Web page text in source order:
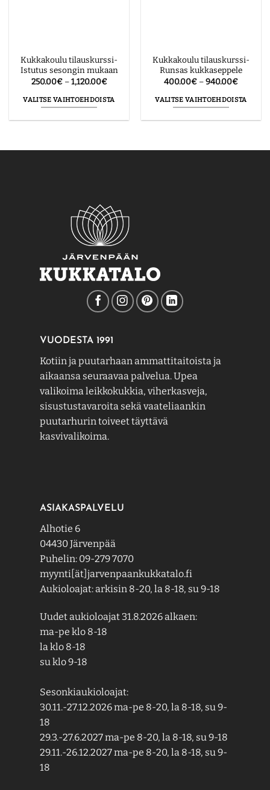
Kukkakoulu tilauskurssi-
Istutus sesongin mukaan
250.00€ – 1,120.00€Hintaluokka:
-
1,120.00€
VALITSE VAIHTOEHDOISTA
useampi
valinnat
tuotteen
sivulla.
Kukkakoulu tilauskurssi-
Runsas kukkaseppele
400.00€ –940.00€
-
940.00€
VALITSE VAIHTOEHDOISTA
useampi
VUODESTA 1991
Kotiin ja puutarhaan ammattitaitoista ja
aikaansa seuraavaa palvelua. Upea
valikoima leikkokukkia, viherkasveja,
sisustustavaroita sekä vaateliaankin
puutarhurin toiveet täyttävä
kasvivalikoima.
ASIAKASPALVELU
Alhotie 6
04430 Järvenpää
Puhelin: 09-279 7070
myynti[ät]jarvenpaankukkatalo.fi
Aukioloajat: arkisin 8-20, la 8-18, su 9-18
Uudet aukioloajat 31.8.2026 alkaen:
ma-pe klo 8-18
la klo 8-18
su klo 9-18
Sesonkiaukioloajat:
30.11.-27.12.2026 ma-pe 8-20, la 8-18, su 9-
18
29.3.-27.6.2027 ma-pe 8-20, la 8-18, su 9-18
29.11.-26.12.2027 ma-pe 8-20, la 8-18, su 9-
18